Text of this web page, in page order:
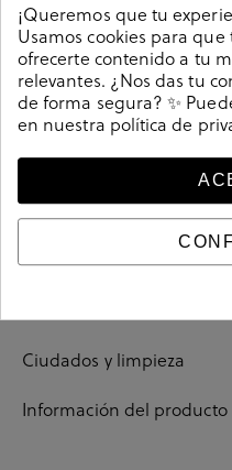
Detalles
Zapatos de vestir
Altura tacón 5,5cm.
plantilla no es extraible.
Referencia206040
Ciudados y limpieza
Información del producto
¡Queremos que tu
Usamos cookies para
ofrecerte contenido a tu
relevantes. ¿Nos das tu
de forma segura? ✨
en nuestra política de